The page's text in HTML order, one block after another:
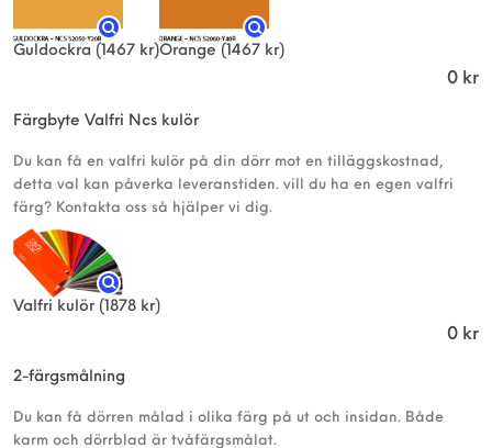
Guldockra (1467 kr)Orange (1467 kr)
0 kr
Färgbyte Valfri Ncs kulör
Du kan få en valfri kulör på din dörr mot en tilläggskostnad,
detta val kan påverka leveranstiden. vill du ha en egen valfri
färg? Kontakta oss så hjälper vi dig.
Valfri kulör(1878 kr)
0 kr
2-färgsmålning
Du kan få dörren målad i olika färg på ut och insidan. Både
karm och dörrblad är tvåfärgsmålat.